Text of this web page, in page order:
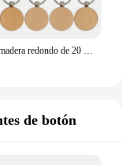
LLavero de madera redondo de 20 piezas, llaveros de madera a granel, venta al por mayor
de botón